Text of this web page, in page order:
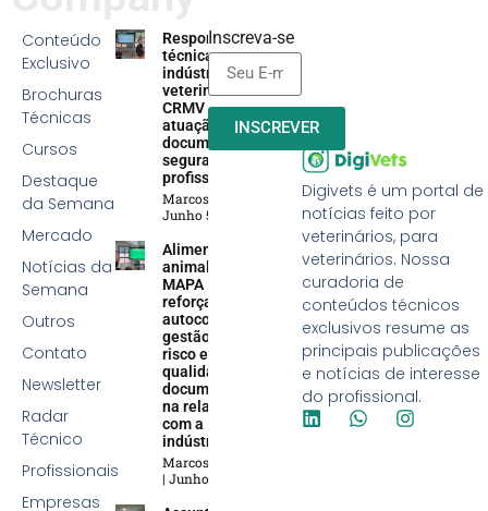
Digivets é um portal de
notícias feito por
veterinários, para
veterinários. Nossa
curadoria de
conteúdos técnicos
exclusivos resume as
principais publicações
e notícias de interesse
do profissional.
Conteúdo
Exclusivo
Brochuras
Técnicas
Cursos
Destaque
da Semana
Mercado
Notícias da
Semana
Outros
Contato
Newsletter
Radar
Técnico
Profissionais
Empresas
Responsabilidade
técnica na
indústria
veterinária:
CRMV reforça
atuação efetiva,
documentação e
segurança
profissional
Marcos Soares
Junho 5, 2026
Alimentação
animal:
MAPA
reforça
autocontrole,
gestão de
risco e
qualidade
documental
na relação
com a
indústria
Marcos Soares
Junho 5, 2026
Inscreva-se
INSCREVER